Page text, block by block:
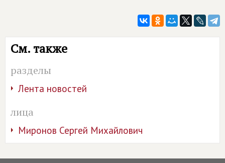
См. также
разделы
Лента новостей
лица
Миронов Сергей Михайлович